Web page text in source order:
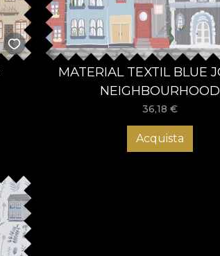
MATERIAL TEXTIL BLUE
NEIGHBOURHOOD
36,18 €
Acquista